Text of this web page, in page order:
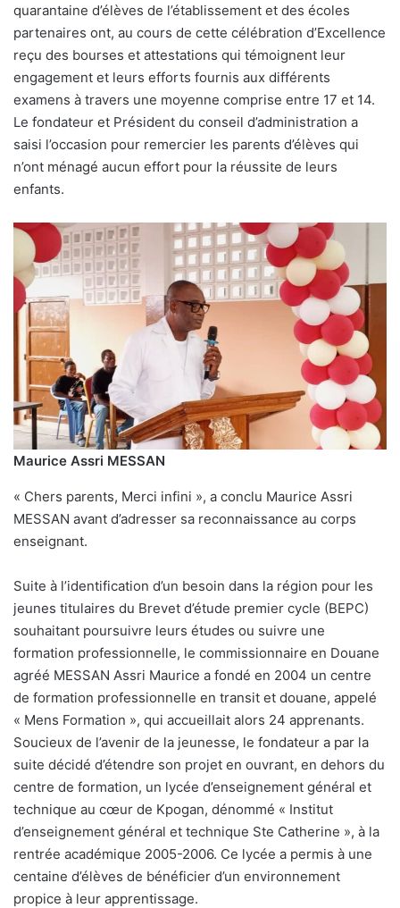
quarantaine d’élèves de l’établissement et des écoles
partenaires ont, au cours de cette célébration d’Excellence
reçu des bourses et attestations qui témoignent leur
engagement et leurs efforts fournis aux différents
examens à travers une moyenne comprise entre 17 et 14.
Le fondateur et Président du conseil d’administration a
saisi l’occasion pour remercier les parents d’élèves qui
n’ont ménagé aucun effort pour la réussite de leurs
enfants.
Maurice Assri MESSAN
« Chers parents, Merci infini », a conclu Maurice Assri
MESSAN avant d’adresser sa reconnaissance au corps
enseignant.
Suite à l’identification d’un besoin dans la région pour les
jeunes titulaires du Brevet d’étude premier cycle (BEPC)
souhaitant poursuivre leurs études ou suivre une
formation professionnelle, le commissionnaire en Douane
agréé MESSAN Assri Maurice a fondé en 2004 un centre
de formation professionnelle en transit et douane, appelé
« Mens Formation », qui accueillait alors 24 apprenants.
Soucieux de l’avenir de la jeunesse, le fondateur a par la
suite décidé d’étendre son projet en ouvrant, en dehors du
centre de formation, un lycée d’enseignement général et
technique au cœur de Kpogan, dénommé « Institut
d’enseignement général et technique Ste Catherine », à la
rentrée académique 2005-2006. Ce lycée a permis à une
centaine d’élèves de bénéficier d’un environnement
propice à leur apprentissage.